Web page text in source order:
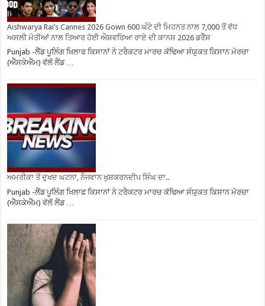
Aishwarya Rai’s Cannes 2026 Gown 600 ਘੰਟੇ ਦੀ ਮਿਹਨਤ ਨਾਲ 7,000 ਤੋਂ ਵੱਧ
ਅਸਲੀ ਮੋਤੀਆਂ ਨਾਲ ਤਿਆਰ ਹੋਈ ਐਸ਼ਵਰਿਆ ਰਾਏ ਦੀ ਕਾਨਸ 2026 ਡਰੈੱਸ
Punjab -ਲੈਂਡ ਪੂਲਿੰਗ ਖਿਲਾਫ ਕਿਸਾਨਾਂ ਨੇ ਟਰੈਕਟਰ ਮਾਰਚ ਕੱਢਿਆ ਸੰਯੁਕਤ ਕਿਸਾਨ ਮੋਰਚਾ
(ਐੱਸਕੇਐੱਮ) ਵੱਲੋਂ ਲੈਂਡ …
ਅਮਰੀਕਾ ਤੋਂ ਦੁਖਦ ਘਟਨਾ, ਨੌਜਵਾਨ ਖੁਸ਼ਕਰਨਦੀਪ ਸਿੰਘ ਦਾ..
Punjab -ਲੈਂਡ ਪੂਲਿੰਗ ਖਿਲਾਫ ਕਿਸਾਨਾਂ ਨੇ ਟਰੈਕਟਰ ਮਾਰਚ ਕੱਢਿਆ ਸੰਯੁਕਤ ਕਿਸਾਨ ਮੋਰਚਾ
(ਐੱਸਕੇਐੱਮ) ਵੱਲੋਂ ਲੈਂਡ …